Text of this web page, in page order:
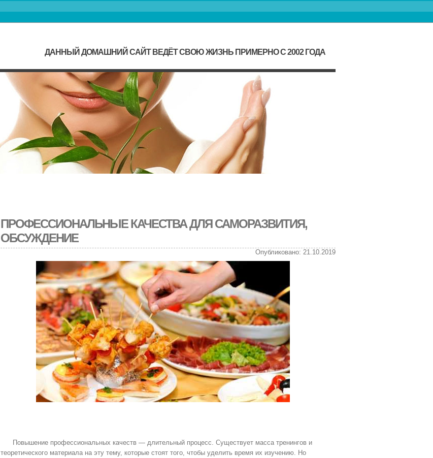
ДАННЫЙ ДОМАШНИЙ САЙТ ВЕДЁТ СВОЮ ЖИЗНЬ ПРИМЕРНО С 2002 ГОДА
ПРОФЕССИОНАЛЬНЫЕ КАЧЕСТВА ДЛЯ САМОРАЗВИТИЯ,
ОБСУЖДЕНИЕ
Опубликовано: 21.10.2019
Повышение профессиональных качеств — длительный процесс. Существует масса тренингов и
теоретического материала на эту тему, которые стоят того, чтобы уделить время их изучению. Но